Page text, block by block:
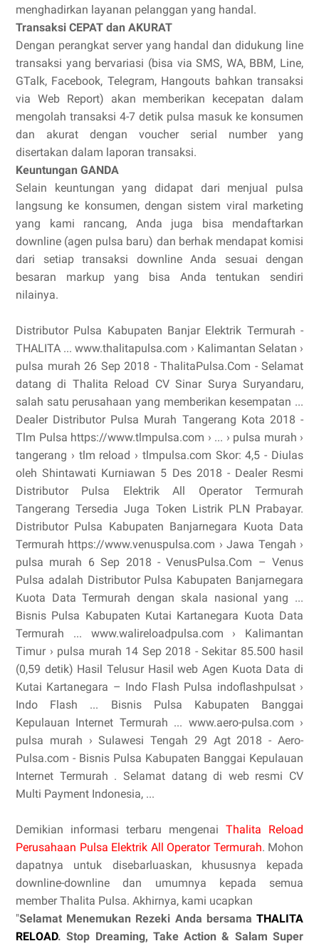
menghadirkan layanan pelanggan yang handal.
Transaksi CEPAT dan AKURAT
Dengan perangkat server yang handal dan didukung line
transaksi yang bervariasi (bisa via SMS, WA, BBM, Line,
GTalk, Facebook, Telegram, Hangouts bahkan transaksi
via Web Report) akan memberikan kecepatan dalam
mengolah transaksi 4-7 detik pulsa masuk ke konsumen
dan akurat dengan voucher serial number yang
disertakan dalam laporan transaksi.
Keuntungan GANDA
Selain keuntungan yang didapat dari menjual pulsa
langsung ke konsumen, dengan sistem viral marketing
yang kami rancang, Anda juga bisa mendaftarkan
downline (agen pulsa baru) dan berhak mendapat komisi
dari setiap transaksi downline Anda sesuai dengan
besaran markup yang bisa Anda tentukan sendiri
nilainya.
Distributor Pulsa Kabupaten Banjar Elektrik Termurah -
THALITA ... www.thalitapulsa.com › Kalimantan Selatan ›
pulsa murah 26 Sep 2018 - ThalitaPulsa.Com - Selamat
datang di Thalita Reload CV Sinar Surya Suryandaru,
salah satu perusahaan yang memberikan kesempatan ...
Dealer Distributor Pulsa Murah Tangerang Kota 2018 -
Tlm Pulsa https://www.tlmpulsa.com › ... › pulsa murah ›
tangerang › tlm reload › tlmpulsa.com Skor: 4,5 - ‎Diulas
oleh Shintawati Kurniawan 5 Des 2018 - Dealer Resmi
Distributor Pulsa Elektrik All Operator Termurah
Tangerang Tersedia Juga Token Listrik PLN Prabayar.
Distributor Pulsa Kabupaten Banjarnegara Kuota Data
Termurah https://www.venuspulsa.com › Jawa Tengah ›
pulsa murah 6 Sep 2018 - VenusPulsa.Com – Venus
Pulsa adalah Distributor Pulsa Kabupaten Banjarnegara
Kuota Data Termurah dengan skala nasional yang ...
Bisnis Pulsa Kabupaten Kutai Kartanegara Kuota Data
Termurah ... www.walireloadpulsa.com › Kalimantan
Timur › pulsa murah 14 Sep 2018 - Sekitar 85.500 hasil
(0,59 detik) Hasil Telusur Hasil web Agen Kuota Data di
Kutai Kartanegara – Indo Flash Pulsa indoflashpulsat ›
Indo Flash ... Bisnis Pulsa Kabupaten Banggai
Kepulauan Internet Termurah ... www.aero-pulsa.com ›
pulsa murah › Sulawesi Tengah 29 Agt 2018 - Aero-
Pulsa.com - Bisnis Pulsa Kabupaten Banggai Kepulauan
Internet Termurah . Selamat datang di web resmi CV
Multi Payment Indonesia, ...
Demikian informasi terbaru mengenai Thalita Reload
Perusahaan Pulsa Elektrik All Operator Termurah. Mohon
dapatnya untuk disebarluaskan, khususnya kepada
downline-downline dan umumnya kepada semua
member Thalita Pulsa. Akhirnya, kami ucapkan
"Selamat Menemukan Rezeki Anda bersama THALITA
RELOAD. Stop Dreaming, Take Action & Salam Super